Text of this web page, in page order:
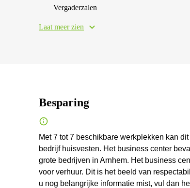
Vergaderzalen
Laat meer zien
Besparing
Met 7 tot 7 beschikbare werkplekken kan
bedrijf huisvesten. Het business center
grote bedrijven in Arnhem. Het business
voor verhuur. Dit is het beeld van
u nog belangrijke informatie mist, vul dan